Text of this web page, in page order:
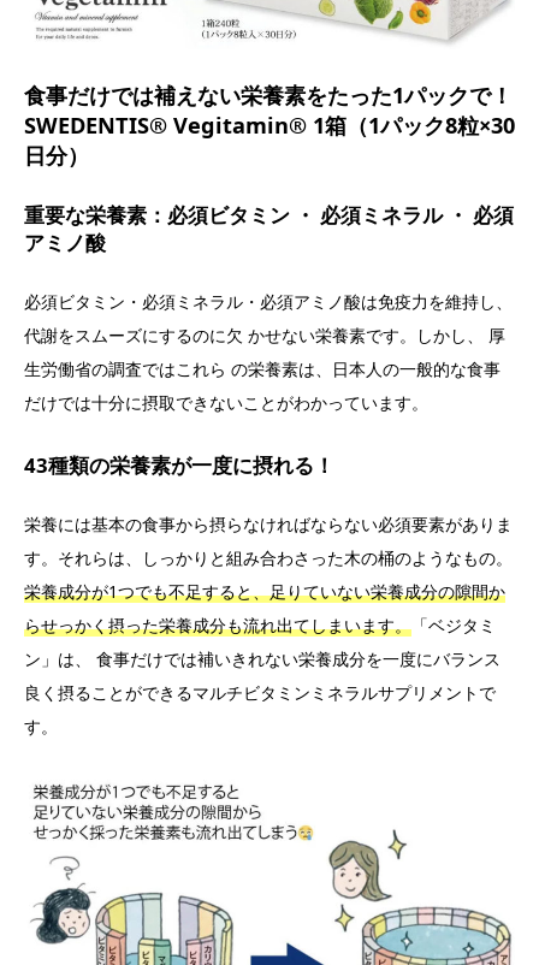
食事だけでは補えない栄養素をたった1パックで！
SWEDENTIS® Vegitamin® 1箱（1パック8粒×30
日分）
重要な栄養素：必須ビタミン ・ 必須ミネラル ・ 必須
アミノ酸
必須ビタミン・必須ミネラル・必須アミノ酸は免疫力を維持し、
代謝をスムーズにするのに欠 かせない栄養素です。しかし、 厚
生労働省の調査ではこれら の栄養素は、日本人の一般的な食事
だけでは十分に摂取できないことがわかっています。
43種類の栄養素が一度に摂れる！
栄養には基本の食事から摂らなければならない必須要素がありま
す。それらは、しっかりと組み合わさった木の桶のようなもの。
栄養成分が1つでも不足すると、足りていない栄養成分の隙間か
らせっかく摂った栄養成分も流れ出てしまいます。 「ベジタミ
ン」は、 食事だけでは補いきれない栄養成分を一度にバランス
良く摂ることができるマルチビタミンミネラルサプリメントで
す。